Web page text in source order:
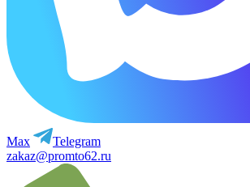
Max
Telegram
zakaz@promto62.ru